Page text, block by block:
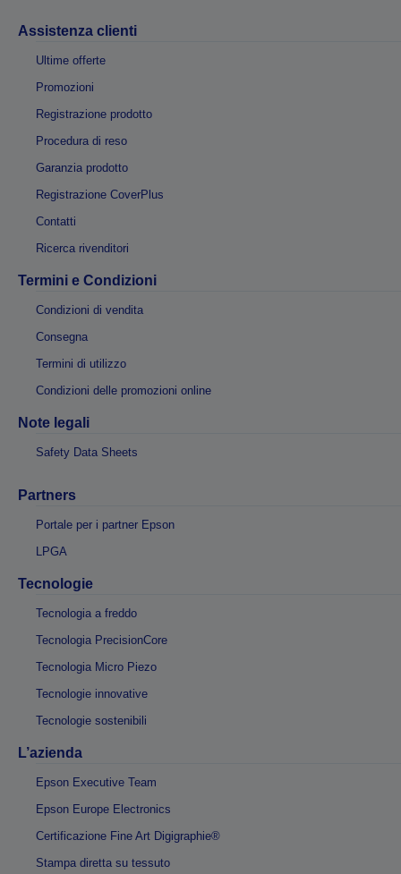
Assistenza clienti
Ultime offerte
Promozioni
Registrazione prodotto
Procedura di reso
Garanzia prodotto
Registrazione CoverPlus
Contatti
Ricerca rivenditori
Termini e Condizioni
Condizioni di vendita
Consegna
Termini di utilizzo
Condizioni delle promozioni online
Note legali
Safety Data Sheets
Partners
Portale per i partner Epson
LPGA
Tecnologie
Tecnologia a freddo
Tecnologia PrecisionCore
Tecnologia Micro Piezo
Tecnologie innovative
Tecnologie sostenibili
L’azienda
Epson Executive Team
Epson Europe Electronics
Certificazione Fine Art Digigraphie®
Stampa diretta su tessuto